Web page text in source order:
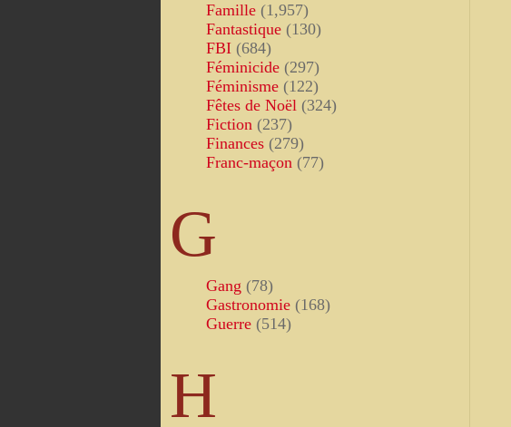
Famille (1,957)
Fantastique (130)
FBI (684)
Féminicide (297)
Féminisme (122)
Fêtes de Noël (324)
Fiction (237)
Finances (279)
Franc-maçon (77)
G
Gang (78)
Gastronomie (168)
Guerre (514)
H